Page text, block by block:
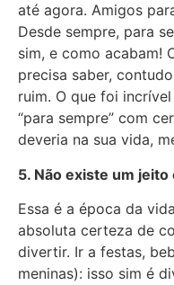
até agora. Amigos
Desde sempre, para
sim, e como acabam!
precisa saber,
ruim. O que foi
“para sempre” com
deveria na sua vida,
5. Não existe um
Essa é a época da
absoluta certeza de
divertir. Ir a festas,
meninas): isso sim é